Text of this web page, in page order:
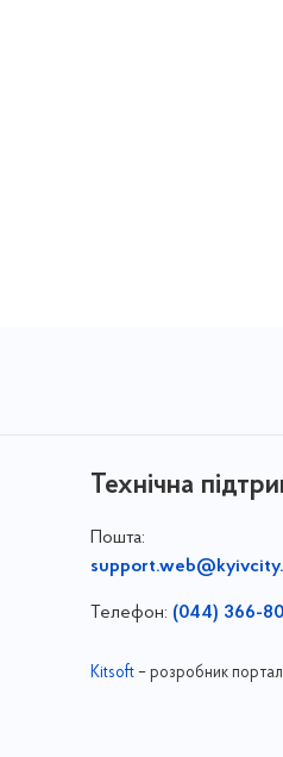
Технічна
Пошта:
Телефон: (044) 366-
Kitsoft– розробник